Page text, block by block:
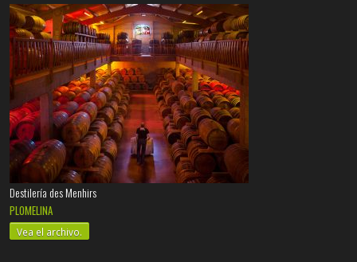
Destilería des Menhirs
PLOMELINA
Vea el archivo.